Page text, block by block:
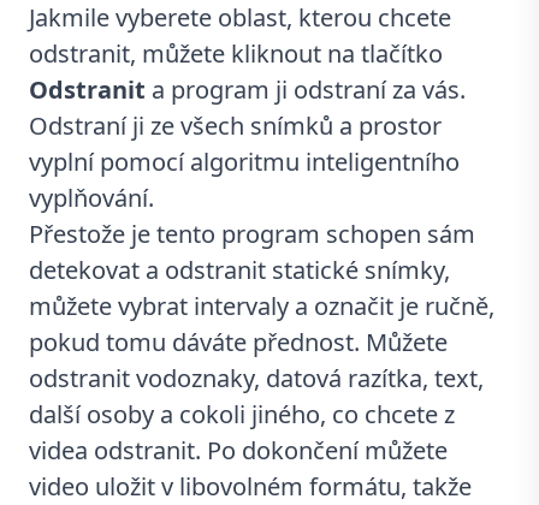
Jakmile vyberete oblast, kterou chcete
odstranit, můžete kliknout na tlačítko
Odstranit a program ji odstraní za vás.
Odstraní ji ze všech snímků a prostor
vyplní pomocí algoritmu inteligentního
vyplňování.
Přestože je tento program schopen sám
detekovat a odstranit statické snímky,
můžete vybrat intervaly a označit je ručně,
pokud tomu dáváte přednost. Můžete
odstranit vodoznaky, datová razítka, text,
další osoby a cokoli jiného, co chcete z
videa odstranit. Po dokončení můžete
video uložit v libovolném formátu, takže